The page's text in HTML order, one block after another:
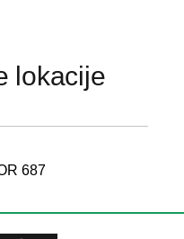
lokacije
687